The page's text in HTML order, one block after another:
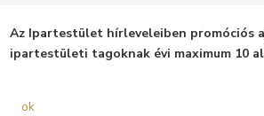
Az Ipartestület hírleveleiben promóciós
ipartestületi tagoknak évi maximum 10
ok